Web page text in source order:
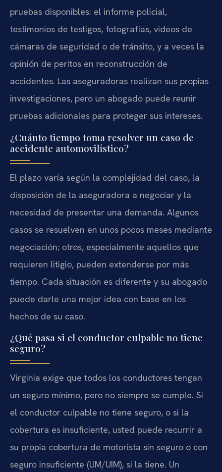
pruebas disponibles: el informe policial,
testimonios de testigos, fotografías, videos de
cámaras de seguridad o de tránsito, y a veces la
opinión de peritos en reconstrucción de
accidentes. Las aseguradoras realizan sus propias
investigaciones, pero un abogado puede reunir
pruebas adicionales para proteger sus intereses.
¿Cuánto tiempo toma resolver un caso de
accidente automovilístico?
El plazo varía según la complejidad del caso, la
disposición de la aseguradora a negociar y la
necesidad de presentar una demanda. Algunos
casos se resuelven en unos pocos meses mediante
negociación; otros, especialmente aquellos que
requieren litigio, pueden extenderse por más
tiempo. Cada situación es diferente y su abogado
puede darle una mejor idea con base en los
hechos de su caso.
¿Qué pasa si el conductor culpable no tiene
seguro?
Virginia exige que todos los conductores tengan
un seguro mínimo, pero no siempre se cumple. Si
el conductor culpable no tiene seguro, o si la
cobertura es insuficiente, usted puede recurrir a
su propia cobertura de motorista sin seguro o con
seguro insuficiente (UM/UIM), si la tiene. Un